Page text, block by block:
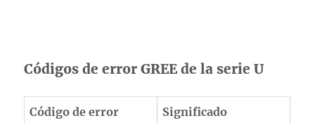
Códigos de error GREE de la serie U
Código de error Significado